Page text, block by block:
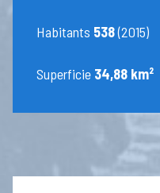
Habitants 538(2015)
Superficie 34,88 km²